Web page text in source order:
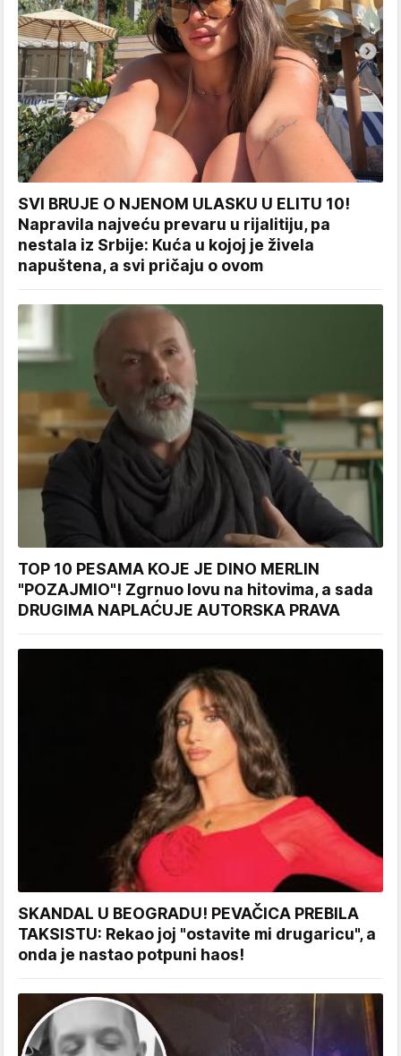
SVI BRUJE O NJENOM ULASKU U ELITU 10!
Napravila najveću prevaru u rijalitiju, pa
nestala iz Srbije: Kuća u kojoj je živela
napuštena, a svi pričaju o ovom
TOP 10 PESAMA KOJE JE DINO MERLIN
"POZAJMIO"! Zgrnuo lovu na hitovima, a sada
DRUGIMA NAPLAĆUJE AUTORSKA PRAVA
SKANDAL U BEOGRADU! PEVAČICA PREBILA
TAKSISTU: Rekao joj "ostavite mi drugaricu", a
onda je nastao potpuni haos!